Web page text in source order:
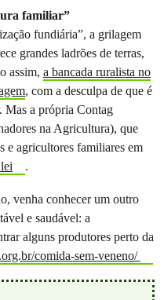
familiar”
fundiária”, a grilagem
grandes ladrões de terras,
assim, a bancada ruralista no
, com a desculpa de que é
Mas a própria Contag
na Agricultura), que
e agricultores familiares em
.
venha conhecer um outro
e saudável: a
alguns produtores perto da
comida-sem-veneno/